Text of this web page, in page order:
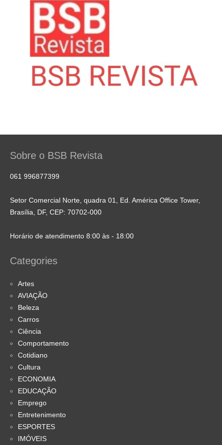
Sobre o BSB Revista
061 996877399
Setor Comercial Norte, quadra 01, Ed. América Office Tower,
Brasília, DF, CEP: 70702-000
Horário de atendimento 8:00 às - 18:00
Categories
Artes
AVIAÇÃO
Beleza
Carros
Ciência
Comportamento
Cotidiano
Cultura
ECONOMIA
EDUCAÇÃO
Emprego
Entretenimento
ESPORTES
IMÓVEIS